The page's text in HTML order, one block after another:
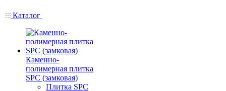
Каталог
Каменно-
полимерная плитка
SPC (замковая)
Плитка SPC